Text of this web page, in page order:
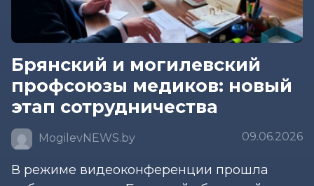
Брянский и могилевский
профсоюзы медиков: новый
этап сотрудничества
MogilevNEWS.by 09.06.2026
В режиме видеоконференции прошла